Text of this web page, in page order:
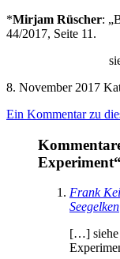
*Mirjam Rüscher:
44/2017, Seite 11.
8. November 2017
Ein Kommentar zu
Frank
Seegelken
[…] siehe